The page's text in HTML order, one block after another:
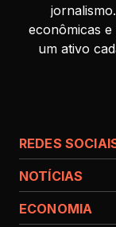
econômicas
um ativo
REDES
NOTÍCIAS
ECONOMIA